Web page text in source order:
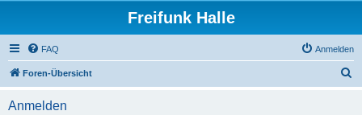
Freifunk Halle
FAQ Anmelden
Foren-Übersicht
Anmelden